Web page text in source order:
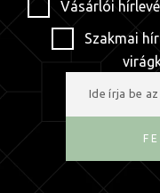
Vásárlói
Szakmai